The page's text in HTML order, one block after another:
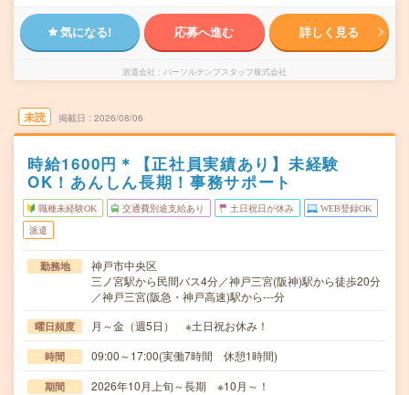
気になる! 応募へ進む 詳しく見る
派遣会社 パーソルテンプスタッフ株式会社
未読 掲載日 2026/08/06
時給1600円＊【正社員実績あり】未経験
OK！あんしん長期！事務サポート
職種未経験OK 交通費別途支給あり 土日祝日が休み WEB登録OK
派遣
勤務地
神戸市中央区
三ノ宮駅から民間バス4分／神戸三宮(阪神)駅から徒歩20分
／神戸三宮(阪急・神戸高速)駅から---分
曜日頻度 月～金（週5日） ※土日祝お休み！
時間 09:00～17:00(実働7時間 休憩1時間)
期間 2026年10月上旬～長期 ※10月～！